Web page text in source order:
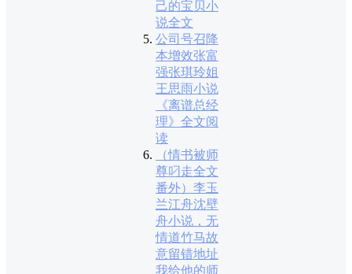
己的宝贝小
说全文
公司号召降
本增效张富
强张琪玲姐
王思雨小说
《离谱总经
理》全文阅
读
（情书被师
尊叼走全文
番外）李玉
兰江舟沈壁
舟小说，无
情道竹马故
意留错地址
我给他的师